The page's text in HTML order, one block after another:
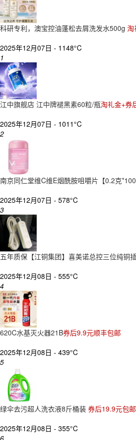
科研专利，澳宝控油蓬松去屑洗发水500g 淘
2025年12月07日 - 1148°C
1
江中旗舰店 江中牌褪黑素60粒/瓶淘礼金+券
2025年12月07日 - 1011°C
2
南京同仁堂维C维E烟酰胺咀嚼片【0.2克
2025年12月07日 - 578°C
3
五年质保【江铜集团】喜美诺总控三位纯铜
2025年12月08日 - 555°C
4
620C水基灭火器21B券后9.9元顺丰包邮
2025年12月08日 - 439°C
5
绿伞去污超人洗衣液8斤桶装 券后19.9元包邮
2025年12月08日 - 355°C
6